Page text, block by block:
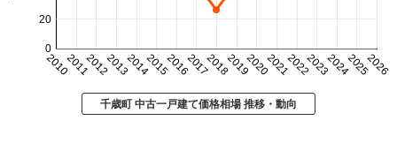
20102011201220132014201520162017201820192020202120222023202420252026
0
20
千歳町 中古一戸建て価格相場 推移・動向